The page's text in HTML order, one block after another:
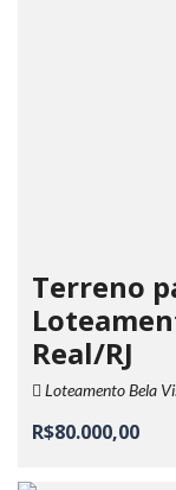
Terreno
Real/RJ
Loteamento Bela
R$80.000,00